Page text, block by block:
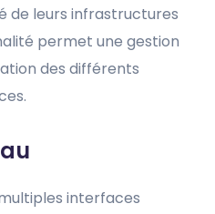
de leurs infrastructures
permet une gestion
des différents
interfaces